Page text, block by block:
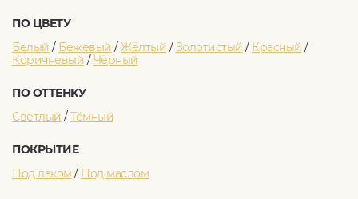
ПО ЦВЕТУ
Белый / Бежевый /Жёлтый /Золотистый / Красный /
Коричневый /Чёрный
ПО ОТТЕНКУ
Светлый /Тёмный
ПОКРЫТИЕ
Под лаком / Под маслом